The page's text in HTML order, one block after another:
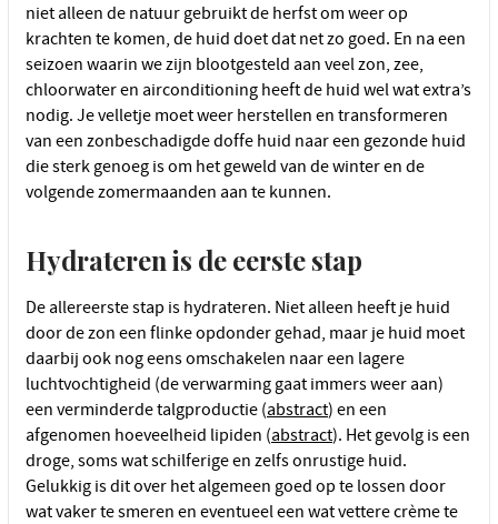
niet alleen de natuur gebruikt de herfst om weer op
krachten te komen, de huid doet dat net zo goed. En na een
seizoen waarin we zijn blootgesteld aan veel zon, zee,
chloorwater en airconditioning heeft de huid wel wat extra’s
nodig. Je velletje moet weer herstellen en transformeren
van een zonbeschadigde doffe huid naar een gezonde huid
die sterk genoeg is om het geweld van de winter en de
volgende zomermaanden aan te kunnen.
Hydrateren is de eerste stap
De allereerste stap is hydrateren. Niet alleen heeft je huid
door de zon een flinke opdonder gehad, maar je huid moet
daarbij ook nog eens omschakelen naar een lagere
luchtvochtigheid (de verwarming gaat immers weer aan)
een verminderde talgproductie (abstract) en een
afgenomen hoeveelheid lipiden (abstract). Het gevolg is een
droge, soms wat schilferige en zelfs onrustige huid.
Gelukkig is dit over het algemeen goed op te lossen door
wat vaker te smeren en eventueel een wat vettere crème te